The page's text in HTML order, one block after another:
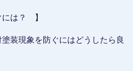
には？ 】
装現象を防ぐにはどうしたら良